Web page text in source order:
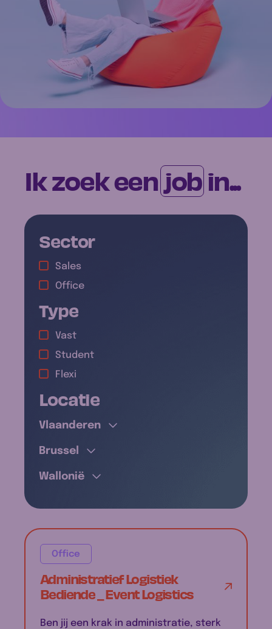
Ik zoek eenjobin...
Sales
Office
Sector
Vast
Student
Flexi
Type
Locatie
Vlaanderen
Vlaams-Brabant
West-Vlaanderen
Brussel
Brussel
Wallonië
Waals-Brabant
Luxemburg
Namen
Office
Administratief Logistiek
Bediende _ Event Logistics
Ben jij een krak in administratie, sterk